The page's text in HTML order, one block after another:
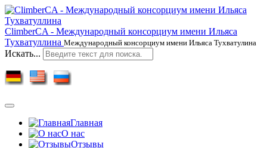
ClimberCA - Международный консорциум имени Ильяса
Тухватуллина Международный консорциум имени Ильяса Тухватулина
Искать...
Главная
О нас
Отзывы